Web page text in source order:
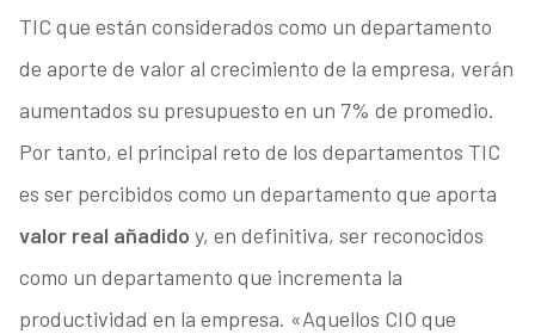
TIC que están considerados como un departamento
de aporte de valor al crecimiento de la empresa, verán
aumentados su presupuesto en un 7% de promedio.
Por tanto, el principal reto de los departamentos TIC
es ser percibidos como un departamento que aporta
valor real añadido y, en definitiva, ser reconocidos
como un departamento que incrementa la
productividad en la empresa. «Aquellos CIO que